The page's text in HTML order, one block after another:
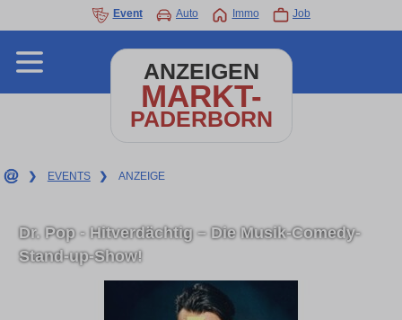
Event Auto Immo Job
ANZEIGEN
MARKT-
PADERBORN
❯ EVENTS ❯ ANZEIGE
Dr. Pop - Hitverdächtig – Die Musik-Comedy-
Stand-up-Show!